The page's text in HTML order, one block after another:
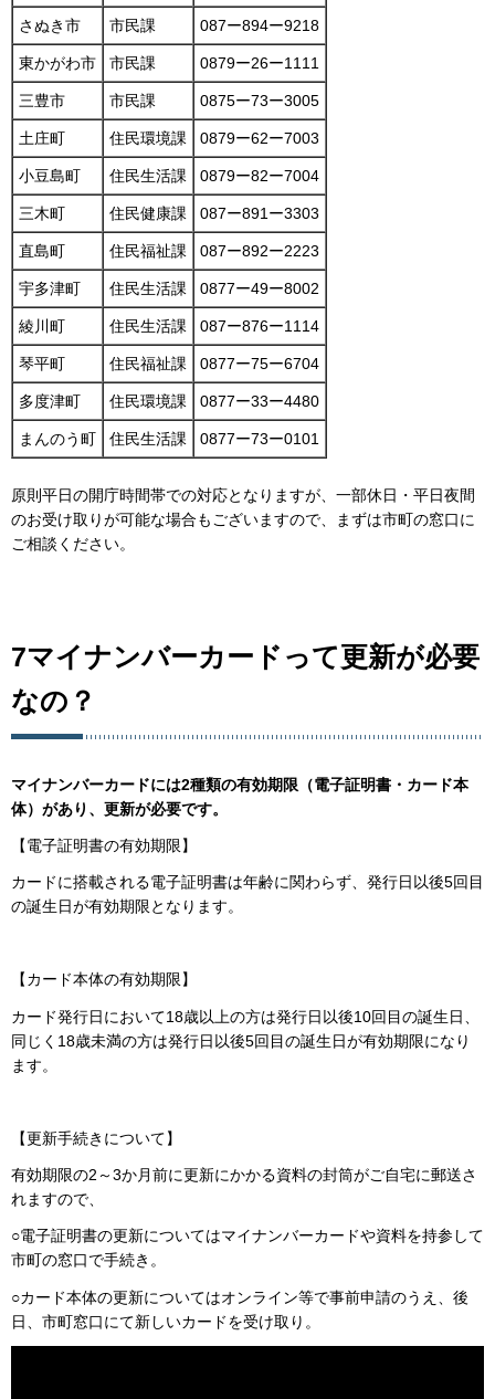
さぬき市 市民課 087ー894ー9218
東かがわ市 市民課 0879ー26ー1111
三豊市 市民課 0875ー73ー3005
土庄町 住民環境課 0879ー62ー7003
小豆島町 住民生活課 0879ー82ー7004
三木町 住民健康課 087ー891ー3303
直島町 住民福祉課 087ー892ー2223
宇多津町 住民生活課 0877ー49ー8002
綾川町 住民生活課 087ー876ー1114
琴平町 住民福祉課 0877ー75ー6704
多度津町 住民環境課 0877ー33ー4480
まんのう町 住民生活課 0877ー73ー0101
原則平日の開庁時間帯での対応となりますが、一部休日・平日夜間
のお受け取りが可能な場合もございますので、まずは市町の窓口に
ご相談ください。
7マイナンバーカードって更新が必要
なの？
マイナンバーカードには2種類の有効期限（電子証明書・カード本
体）があり、更新が必要です。
【電子証明書の有効期限】
カードに搭載される電子証明書は年齢に関わらず、発行日以後5回目
の誕生日が有効期限となります。
【カード本体の有効期限】
カード発行日において18歳以上の方は発行日以後10回目の誕生日、
同じく18歳未満の方は発行日以後5回目の誕生日が有効期限になり
ます。
【更新手続きについて】
有効期限の2～3か月前に更新にかかる資料の封筒がご自宅に郵送さ
れますので、
○電子証明書の更新についてはマイナンバーカードや資料を持参して
市町の窓口で手続き。
○カード本体の更新についてはオンライン等で事前申請のうえ、後
日、市町窓口にて新しいカードを受け取り。